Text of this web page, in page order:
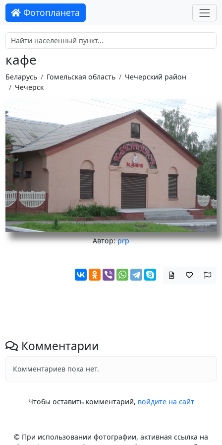
Фотопланета
кафе
Беларусь Гомельская область
Чечерский район
Чечерск
Автор:prp
Комментарии
Комментариев пока нет.
Чтобы оставить комментарий, войдите на сайт
© При использовании фотографии, активная ссылка на